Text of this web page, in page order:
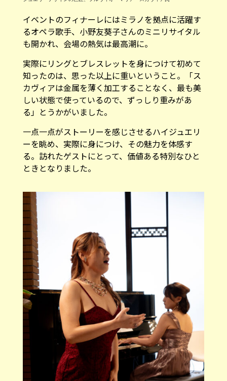
イベントのフィナーレにはミラノを拠点に活躍す
るオペラ歌手、小野友葵子さんのミニリサイタル
も開かれ、会場の熱気は最高潮に。
実際にリングとブレスレットを身につけて初めて
知ったのは、思った以上に重いということ。「ス
カヴィアは金属を薄く加工することなく、最も美
しい状態で使っているので、ずっしり重みがあ
る」とうかがいました。
一点一点がストーリーを感じさせるハイジュエリ
ーを眺め、実際に身につけ、その魅力を体感す
る。訪れたゲストにとって、価値ある特別なひと
ときとなりました。